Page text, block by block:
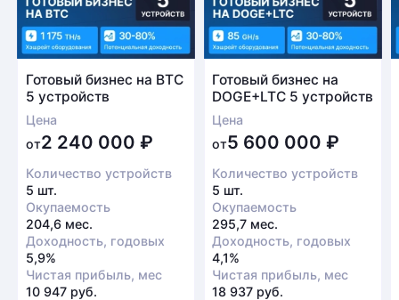
Готовый бизнес на BTC
5 устройств
Цена
от2 240 000 ₽
Количество устройств
5 шт.
Окупаемость
204,6 мес.
Доходность, годовых
5,9%
Чистая прибыль, мес
10 947 руб.
Готовый бизнес на
DOGE+LTC 5 устройств
Цена
от5 600 000₽
Количество устройств
5 шт.
Окупаемость
295,7 мес.
Доходность, годовых
4,1%
Чистая прибыль, мес
18 937 руб.